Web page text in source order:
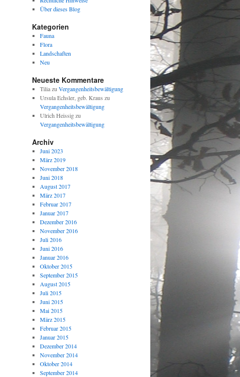
Über dieses Blog
Kategorien
Fauna
Flora
Landschaften
Neu
Neueste Kommentare
Tiliazu Vergangenheitsbewältigung
Ursula Echsler, geb. Kraus zu
Vergangenheitsbewältigung
Ulrich Heissigzu
Vergangenheitsbewältigung
Archiv
Juni 2023
März 2019
November 2018
Juni 2018
August 2017
März 2017
Februar 2017
Januar 2017
Dezember 2016
November 2016
Juli 2016
Juni 2016
Januar 2016
Oktober 2015
September 2015
August 2015
Juli 2015
Juni 2015
Mai 2015
März 2015
Februar 2015
Januar 2015
Dezember 2014
November 2014
Oktober 2014
September 2014